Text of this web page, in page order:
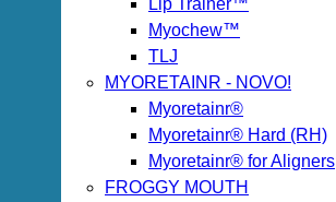
Lip Trainer™
Myochew™
TLJ
MYORETAINR - NOVO!
Myoretainr®
Myoretainr® Hard (RH)
Myoretainr® for Aligners
FROGGY MOUTH